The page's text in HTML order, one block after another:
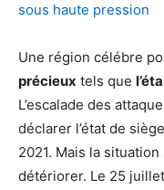
sous haute pression
Une région célébre
précieux tels que
L’escalade des
déclarer l’état de
2021. Mais la
détériorer. Le 25